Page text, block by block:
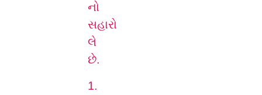
નો
સહારો
લે
છે.
1.